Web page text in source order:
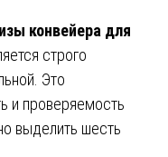
конвейера для
строго
Это
и проверяемость
выделить шесть